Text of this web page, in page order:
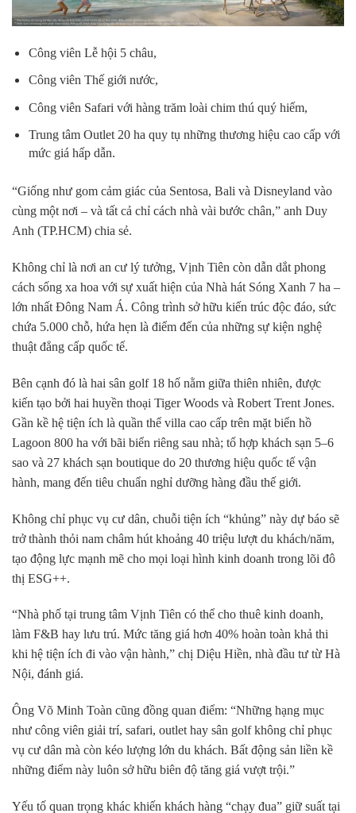
Công viên Lễ hội 5 châu,
Công viên Thế giới nước,
Công viên Safari với hàng trăm loài chim thú quý hiếm,
Trung tâm Outlet 20 ha quy tụ những thương hiệu cao cấp với
mức giá hấp dẫn.
“Giống như gom cảm giác của Sentosa, Bali và Disneyland vào
cùng một nơi – và tất cả chỉ cách nhà vài bước chân,” anh Duy
Anh (TP.HCM) chia sẻ.
Không chỉ là nơi an cư lý tưởng, Vịnh Tiên còn dẫn dắt phong
cách sống xa hoa với sự xuất hiện của Nhà hát Sóng Xanh 7 ha –
lớn nhất Đông Nam Á. Công trình sở hữu kiến trúc độc đáo, sức
chứa 5.000 chỗ, hứa hẹn là điểm đến của những sự kiện nghệ
thuật đẳng cấp quốc tế.
Bên cạnh đó là hai sân golf 18 hố nằm giữa thiên nhiên, được
kiến tạo bởi hai huyền thoại Tiger Woods và Robert Trent Jones.
Gần kề hệ tiện ích là quần thể villa cao cấp trên mặt biển hồ
Lagoon 800 ha với bãi biển riêng sau nhà; tổ hợp khách sạn 5–6
sao và 27 khách sạn boutique do 20 thương hiệu quốc tế vận
hành, mang đến tiêu chuẩn nghỉ dưỡng hàng đầu thế giới.
Không chỉ phục vụ cư dân, chuỗi tiện ích “khủng” này dự báo sẽ
trở thành thỏi nam châm hút khoảng 40 triệu lượt du khách/năm,
tạo động lực mạnh mẽ cho mọi loại hình kinh doanh trong lõi đô
thị ESG++.
“Nhà phố tại trung tâm Vịnh Tiên có thể cho thuê kinh doanh,
làm F&B hay lưu trú. Mức tăng giá hơn 40% hoàn toàn khả thi
khi hệ tiện ích đi vào vận hành,” chị Diệu Hiền, nhà đầu tư từ Hà
Nội, đánh giá.
Ông Võ Minh Toàn cũng đồng quan điểm: “Những hạng mục
như công viên giải trí, safari, outlet hay sân golf không chỉ phục
vụ cư dân mà còn kéo lượng lớn du khách. Bất động sản liền kề
những điểm này luôn sở hữu biên độ tăng giá vượt trội.”
Yếu tố quan trọng khác khiến khách hàng “chạy đua” giữ suất tại